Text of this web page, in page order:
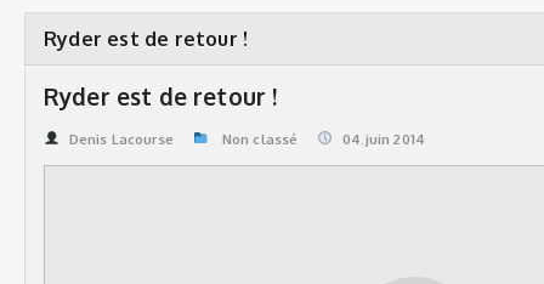
GALERIE PHOTOS
STATISTIQUES
ORGANISATION
CALENDRIER
GALERIE VIDÉOS
COMMANDITAIRES
STATISTIQUES DE LA LIGUE
Ryder est de retour !
Ryder est de retour !
Denis Lacourse Non classé 04.juin 2014